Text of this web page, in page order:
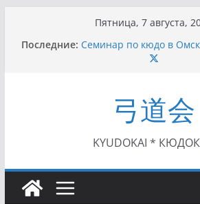
содержимому
Пятница, 7 августа,
Последние: Семинар по кюдо в
Чемпионат Росcии,
II Кубок Посла Японии в
Орёл (25.07.2021)
I этап Кубка
Сейдокан II (27.06.2021)
弓道会
KYUDOKAI *